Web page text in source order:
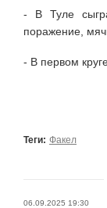
- В Туле
поражение,
- В первом
Теги: Факел
06.09.2025 19:30